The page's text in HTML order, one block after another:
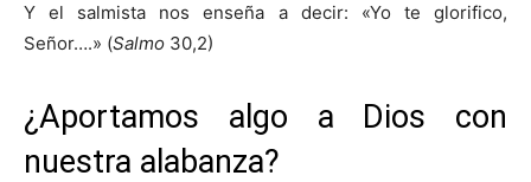
Y el salmista nos enseña a decir: «Yo te glorifico,
Señor….» (Salmo 30,2)
¿Aportamos algo a Dios con
nuestra alabanza?